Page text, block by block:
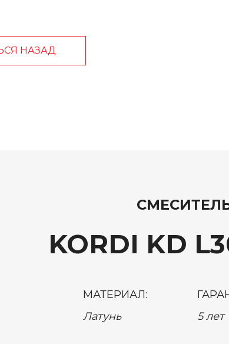
НАЗАД
KORDI KD
МАТЕРИАЛ:
Латунь
5 лет